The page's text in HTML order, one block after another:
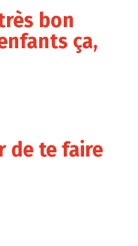
bon
ça,
de te faire